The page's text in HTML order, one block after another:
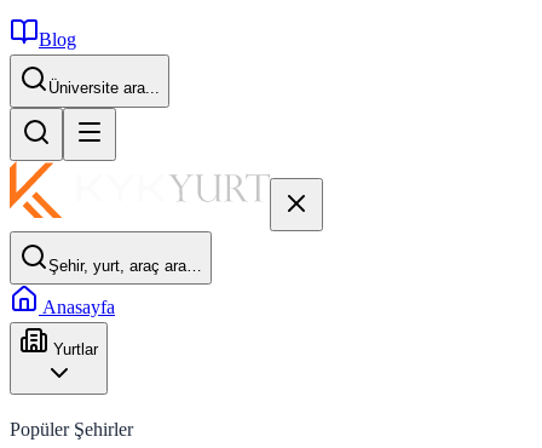
Blog
İstanbul...
Şehir, yurt, araç ara…
Anasayfa
Yurtlar
Popüler Şehirler